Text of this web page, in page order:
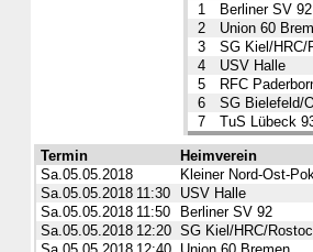
1
Berliner SV 92
2
Union 60
3
SG Kiel/HRC/
4
USV Halle
5
RFC
6
SG Bielefeld/
7
TuS Lübeck
Termin
Heimverein
Sa.05.05.2018
Kleiner Nord-Ost-
Sa.05.05.2018 11:30
USV Halle
Sa.05.05.2018 11:50
Berliner SV 92
Sa.05.05.2018 12:20 SG Kiel/HRC/